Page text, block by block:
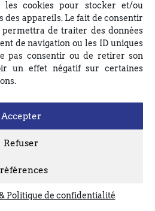
les cookies pour stocker et/ou
des appareils. Le fait de consentir
permettra de traiter des données
de navigation ou les ID uniques
pas consentir ou de retirer son
un effet négatif sur certaines
Accepter
Refuser
Politique de confidentialité